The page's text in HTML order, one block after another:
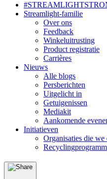
Streamlight-familie
Over ons
Feedback
Winkeluitrusting
Product registratie
Carrières
Nieuws
Alle blogs
Persberichten
Uitgelicht in
Getuigenissen
Mediakit
Aankomende
Initiatieven
Organisaties die we